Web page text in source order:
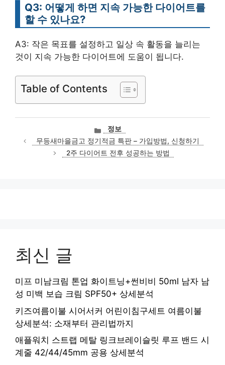
Q3: 어떻게 하면 지속 가능한 다이어트를
할 수 있나요?
A3: 작은 목표를 설정하고 일상 속 활동을 늘리는
것이 지속 가능한 다이어트에 도움이 됩니다.
Table of Contents
카
테
고
리
정보
무등새마을금고 정기적금 특판 – 가입방법, 신청하기
2주 다이어트 전후 성공하는 방법
최신 글
미프 미남크림 톤업 화이트닝+썬비비 50ml 남자 남
성 미백 보습 크림 SPF50+ 상세분석
키즈여름이불 시어서커 어린이침구세트 여름이불
상세분석: 소재부터 관리법까지
애플워치 스트랩 메탈 링크브레이슬릿 루프 밴드 시
계줄 42/44/45mm 공용 상세분석